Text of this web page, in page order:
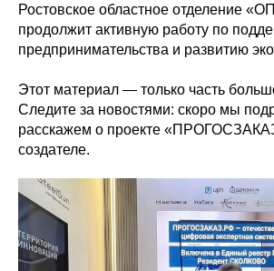
Ростовское областное отделение
продолжит активную работу по
предпринимательства и развитию
Этот материал — только часть
Следите за новостями: скоро мы
расскажем о проекте
создателе.